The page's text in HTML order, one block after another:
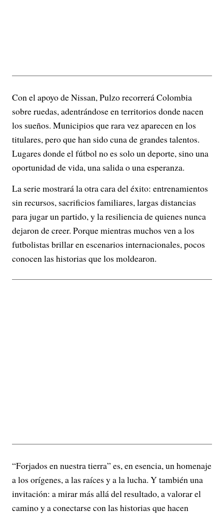
Con el apoyo de Nissan, Pulzo recorrerá Colombia
sobre ruedas, adentrándose en territorios donde nacen
los sueños. Municipios que rara vez aparecen en los
titulares, pero que han sido cuna de grandes talentos.
Lugares donde el fútbol no es solo un deporte, sino una
oportunidad de vida, una salida o una esperanza.
La serie mostrará la otra cara del éxito: entrenamientos
sin recursos, sacrificios familiares, largas distancias
para jugar un partido, y la resiliencia de quienes nunca
dejaron de creer. Porque mientras muchos ven a los
futbolistas brillar en escenarios internacionales, pocos
conocen las historias que los moldearon.
“Forjados en nuestra tierra” es, en esencia, un homenaje
a los orígenes, a las raíces y a la lucha. Y también una
invitación: a mirar más allá del resultado, a valorar el
camino y a conectarse con las historias que hacen